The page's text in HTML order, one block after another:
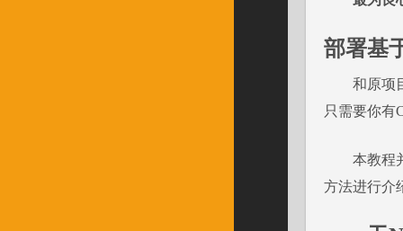
部署基
和原项
只需要你有
本教程
方法进行介